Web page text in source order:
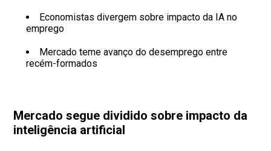
Economistas divergem sobre impacto da IA no
emprego
Mercado teme avanço do desemprego entre
recém-formados
Mercado segue dividido sobre impacto da
inteligência artificial